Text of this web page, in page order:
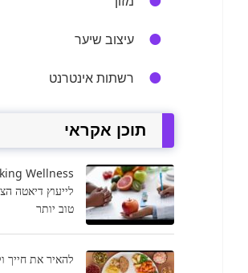
עיצוב שיער
רשתות אינטרנט
תוכן אקראי
לייעוץ דיאטה
טוב יותר
להאיר את חייך